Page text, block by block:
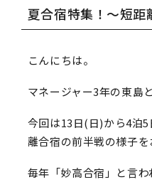
夏合宿特集！～短距
こんにちは。
マネージャー3年の東島
今回は13日(日)から4泊
離合宿の前半戦の様子を
毎年「妙高合宿」と言